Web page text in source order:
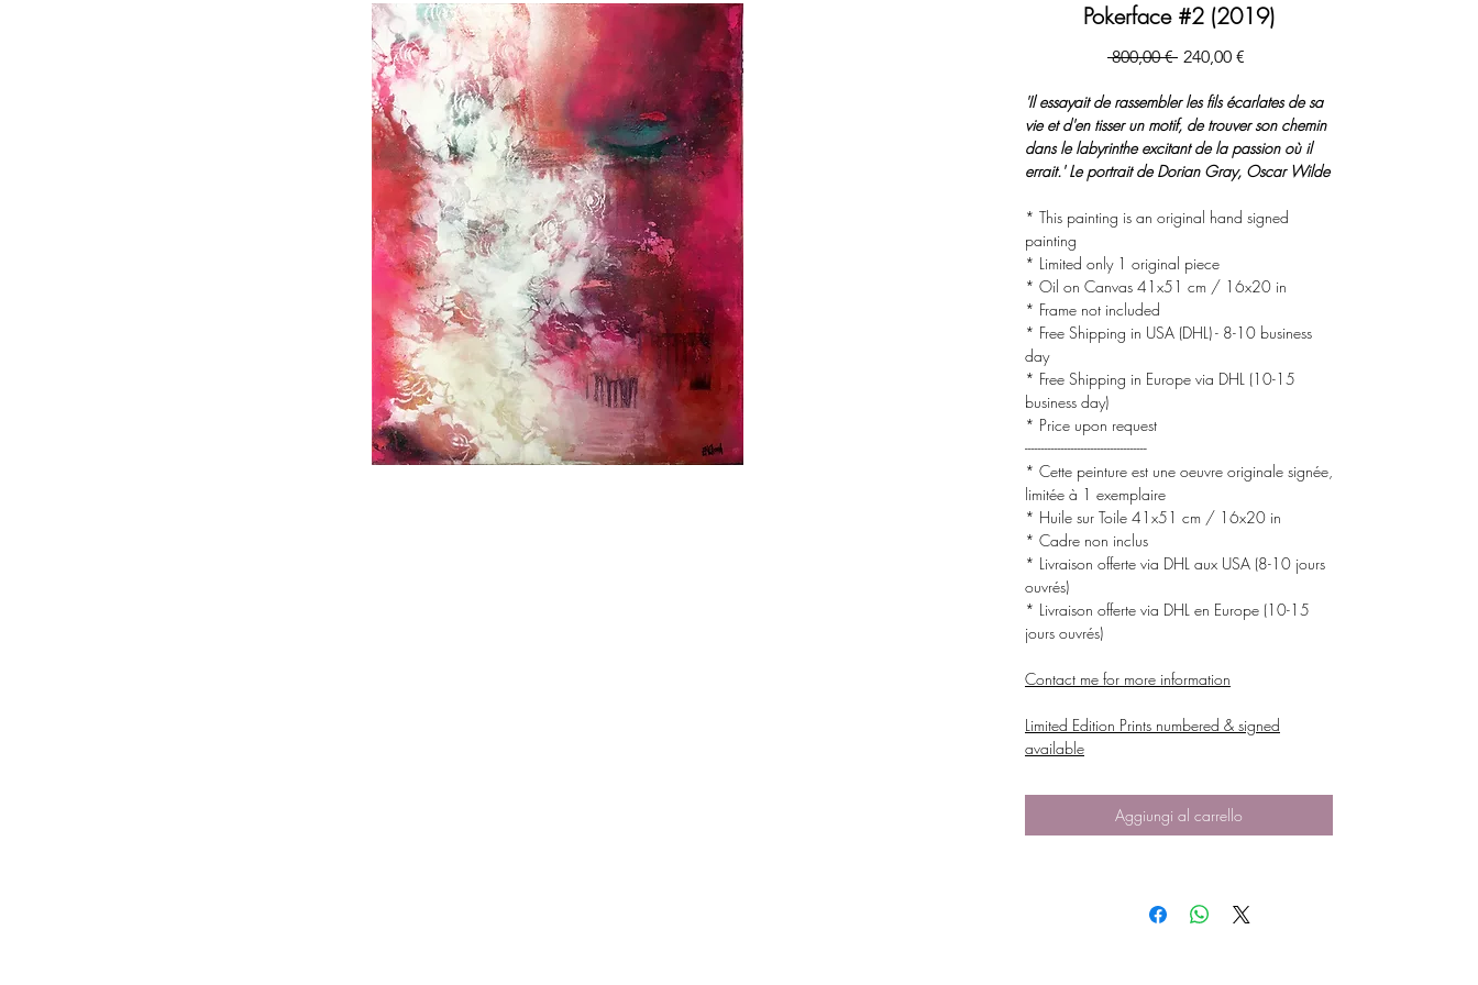
Pokerface #2 (2019)
800,00 € Prezzo
240,00 €
'Il essayait de rassembler les fils écarlates de sa
vie et d'en tisser un motif, de trouver son chemin
dans le labyrinthe excitant de la passion où il
errait.' Le portrait de Dorian Gray, Oscar Wilde
* This painting is an original hand signed
painting
* Limited only 1 original piece
* Oil on Canvas 41x51 cm / 16x20 in
* Frame not included
* Free Shipping in USA (DHL) - 8-10 business
day
* Free Shipping in Europe via DHL (10-15
business day)
* Price upon request
-------------------------------------
* Cette peinture est une oeuvre originale signée,
limitée à 1 exemplaire
* Huile sur Toile 41x51 cm / 16x20 in
* Cadre non inclus
* Livraison offerte via DHL aux USA (8-10 jours
ouvrés)
* Livraison offerte via DHL en Europe (10-15
jours ouvrés)
Contact me for more information
Limited Edition Prints numbered & signed
available
Aggiungi al carrello